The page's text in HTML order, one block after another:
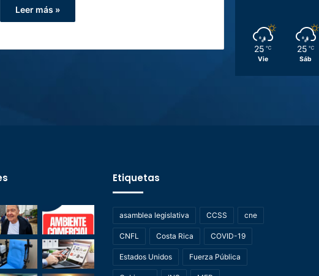
Leer más »
25 ℃
Vie
25 ℃
Sáb
Etiquetas
asamblea legislativa CCSS cne
CNFL Costa Rica COVID-19
Estados Unidos Fuerza Pública